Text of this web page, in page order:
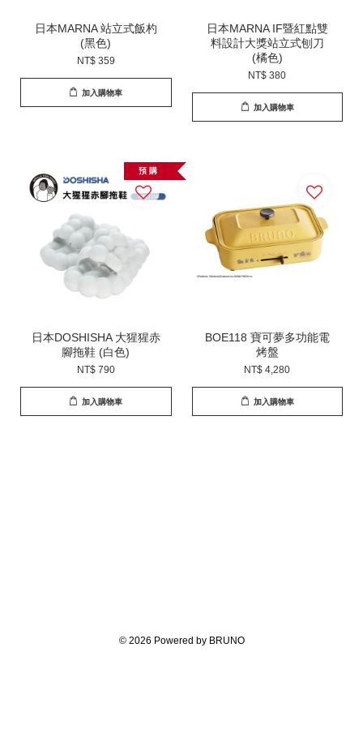
日本MARNA 站立式飯杓
(黑色)
NT$ 359
加入購物車
日本MARNA IF暨紅點雙
料設計大獎站立式刨刀
(橘色)
NT$ 380
加入購物車
預 購
日本DOSHISHA 大猩猩赤
腳拖鞋 (白色)
NT$ 790
加入購物車
BOE118 寶可夢多功能電
烤盤
NT$ 4,280
加入購物車
© 2026 Powered by BRUNO